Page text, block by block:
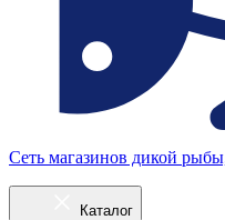
Сеть магазинов дикой
Каталог